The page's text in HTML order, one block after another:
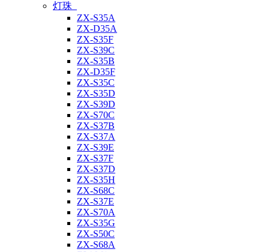
灯珠
ZX-S35A
ZX-D35A
ZX-S35F
ZX-S39C
ZX-S35B
ZX-D35F
ZX-S35C
ZX-S35D
ZX-S39D
ZX-S70C
ZX-S37B
ZX-S37A
ZX-S39E
ZX-S37F
ZX-S37D
ZX-S35H
ZX-S68C
ZX-S37E
ZX-S70A
ZX-S35G
ZX-S50C
ZX-S68A